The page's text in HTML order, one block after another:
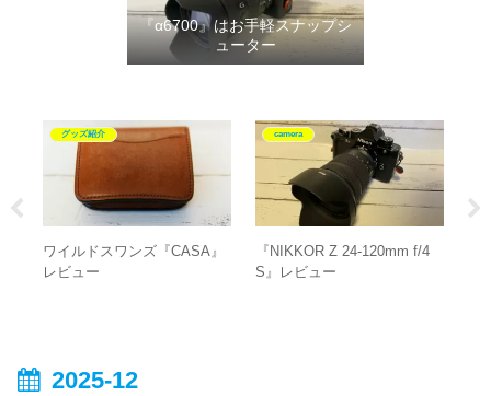
『α6700』はお手軽スナップシ
ューター
グッズ紹介
ワイルドスワンズ『CASA』
レビュー
camera
『NIKKOR Z 24-120mm f/4
S』レビュー
2025-12